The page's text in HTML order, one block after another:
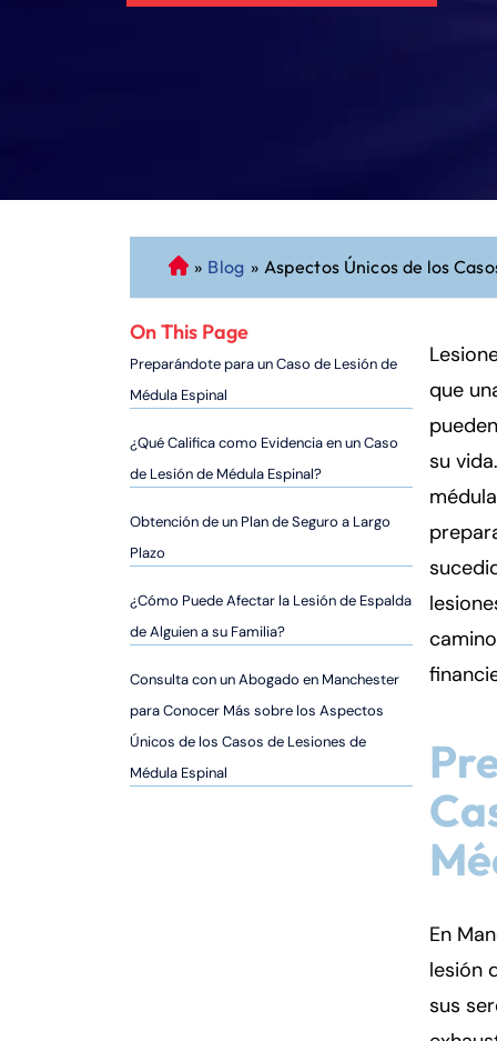
A
b
o
g
d
o
d
e
P
n
al
ur
y
d
e
» Blog » Aspectos Únicos de los
On This Page
Preparándote para un Caso de Lesión de
Médula Espinal
¿Qué Califica como Evidencia en un Caso
de Lesión de Médula Espinal?
Obtención de un Plan de Seguro a Largo
Plazo
¿Cómo Puede Afectar la Lesión de Espalda
de Alguien a su Familia?
Consulta con un Abogado en Manchester
para Conocer Más sobre los Aspectos
Únicos de los Casos de Lesiones de
Médula Espinal
que
su
En
lesión
sus